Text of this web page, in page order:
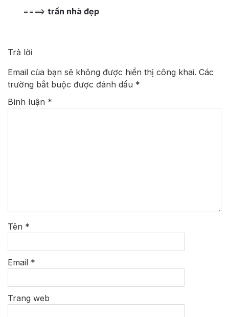
====> trần nhà đẹp
Trả lời
Email của bạn sẽ không được hiển thị công khai. Các
trường bắt buộc được đánh dấu *
Bình luận *
Tên *
Email *
Trang web